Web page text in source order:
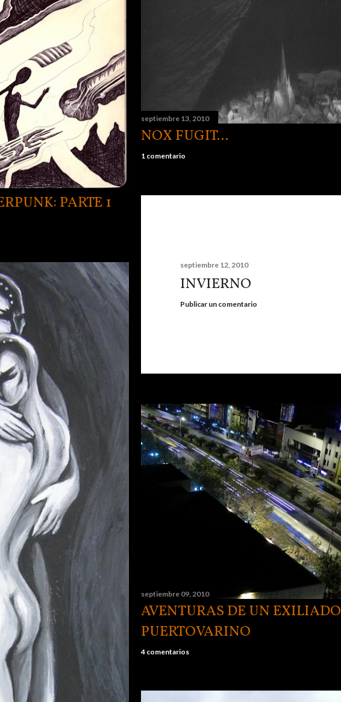
PARTE 1
septiembre 13, 2010
NOX FUGIT...
1 comentario
septiembre 12, 2010
INVIERNO
Publicar un comentario
septiembre 09, 2010
AVENTURAS DE UN EXILIADO
PUERTOVARINO
4 comentarios